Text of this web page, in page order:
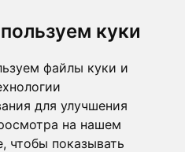
куки
файлы куки и
для улучшения
на нашем
чтобы показывать
ответственностью
г. Минск, пр-т Газеты
63
.